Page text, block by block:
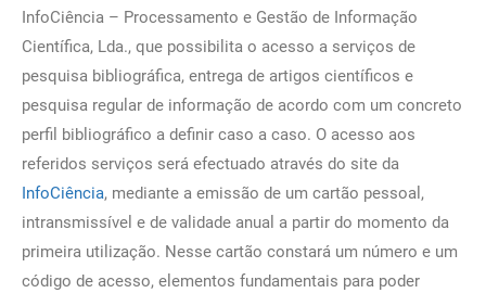
InfoCiência – Processamento e Gestão de Informação
Científica, Lda., que possibilita o acesso a serviços de
pesquisa bibliográfica, entrega de artigos científicos e
pesquisa regular de informação de acordo com um concreto
perfil bibliográfico a definir caso a caso. O acesso aos
referidos serviços será efectuado através do site da
InfoCiência, mediante a emissão de um cartão pessoal,
intransmissível e de validade anual a partir do momento da
primeira utilização. Nesse cartão constará um número e um
código de acesso, elementos fundamentais para poder